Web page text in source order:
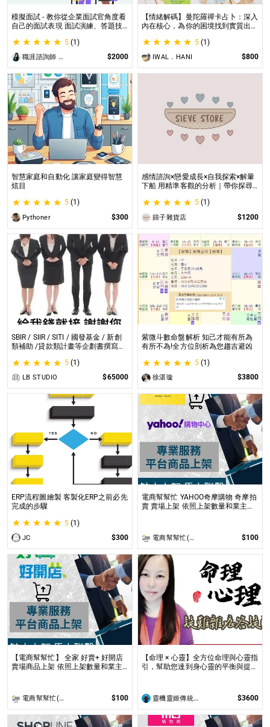
模擬面試 - 教你從企業面試官角度看
自己的面試表現 面試演練、答題技
5 (1)
職涯諮詢師 阿紫 $2000
【情緒解碼】曼陀羅禪卡占卜：深入
內在核心，為你的困境找到實質出口
情緒解析，打破人生卡關循環
5 (1)
IWAL．HANI $800
智慧家庭和自動化 讓家庭變得智慧
炫目
5 (1)
Pythoner $300
感情諮詢×戀愛成長×自我探索×解暈
下船 用精準客觀的分析｜帶你探尋
5 (1)
篩子雜貨店 $1200
SBIR / SIIR / SITI / 國發基金 / 新創
類補助 /貸款類計畫等企劃書撰寫
類補助 /貸款類計畫等企劃書撰寫
5 (1)
LB STUDIO $65000
紫微斗數命盤解析 知己才能有所為
有所不為!全方位剖析為您趨吉避凶
5 (1)
徐湛璇 $3800
ERP流程圖繪製 客製化ERP之前必先
完成的步驟
5 (1)
JC $300
電商幫幫忙 YAHOO奇摩購物 奇摩拍
賣 賣場上架 依照上架數量和業主討
電商幫幫忙(電商平台代營運/電商上架/運營策略/網路行銷) $100
【電商幫幫忙】 全家 好賣+ 好開店
賣場商品上架 依照上架數量和業主
電商幫幫忙(電商平台代營運/電商上架/運營策略/網路行銷) $100
【命理 × 心靈】全方位命理與心靈指
引，幫助您達到身心靈的平衡與提升
靈機靈姬傳統文化學院 $3600